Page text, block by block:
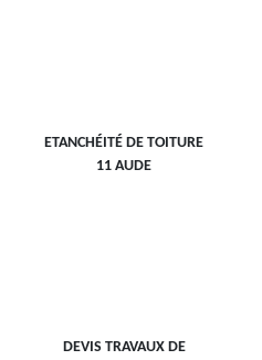
ETANCHÉITÉ DE TOITURE
11 AUDE
DEVIS TRAVAUX DE